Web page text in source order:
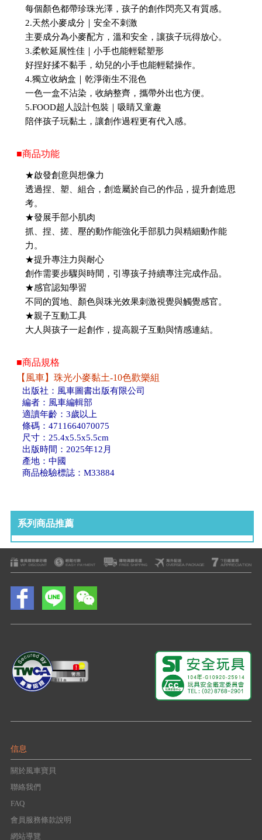
每個顏色都帶珍珠光澤，孩子的創作閃亮又有質感。
2.天然小麥成分｜安全不刺激
主要成分為小麥配方，溫和安全，讓孩子玩得放心。
3.柔軟延展性佳｜小手也能輕鬆塑形
好捏好揉不黏手，幼兒的小手也能輕鬆操作。
4.獨立收納盒｜乾淨衛生不混色
一色一盒不沾染，收納整齊，攜帶外出也方便。
5.FOOD超人設計包裝｜吸睛又童趣
陪伴孩子玩黏土，讓創作過程更有代入感。
■商品功能
★啟發創意與想像力
透過捏、塑、組合，創造屬於自己的作品，提升創造思
考。
★發展手部小肌肉
抓、捏、搓、壓的動作能強化手部肌力與精細動作能
力。
★提升專注力與耐心
創作需要步驟與時間，引導孩子持續專注完成作品。
★感官認知學習
不同的質地、顏色與珠光效果刺激視覺與觸覺感官。
★親子互動工具
大人與孩子一起創作，提高親子互動與情感連結。
■商品規格
【風車】珠光小麥黏土-10色歡樂組
出版社：風車圖書出版有限公司
編者：風車編輯部
適讀年齡：3歲以上
條碼：4711664070075
尺寸：25.4x5.5x5.5cm
出版時間：2025年12月
產地：中國
商品檢驗標誌：M33884
系列商品推薦
信息
關於風車寶貝
聯絡我們
FAQ
會員服務條款說明
網站導覽